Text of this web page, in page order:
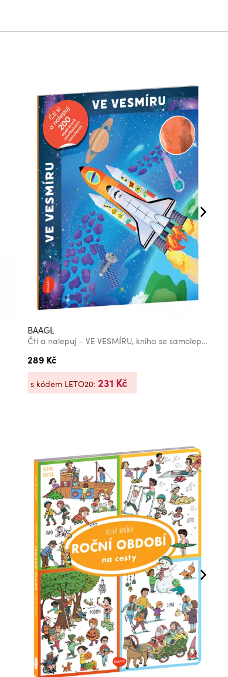
BAAGL
Čti a nalepuj – VE VESMÍRU, kniha se samolepkami
289 Kč
s kódem LETO20: 231 Kč